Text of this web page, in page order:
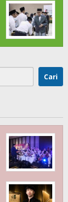
Cari